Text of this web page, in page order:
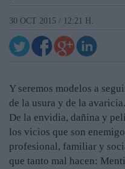
30 OCT 2015 / 12:21 H.
Y seremos modelos a
de la usura y de la avaricia.
De la envidia, dañina y
los vicios que son
profesional, familiar y
que tanto mal hacen: